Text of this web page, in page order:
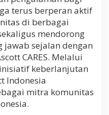
terus berperan aktif
di berbagai
mendorong
sejalan dengan
CARES. Melalui
keberlanjutan
Indonesia
mitra komunitas